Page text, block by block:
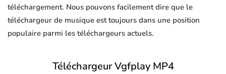
téléchargement. Nous pouvons facilement dire que le
téléchargeur de musique est toujours dans une position
populaire parmi les téléchargeurs actuels.
Téléchargeur Vgfplay MP4